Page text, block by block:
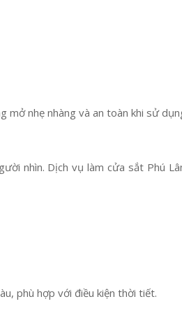
mở nhẹ nhàng và an toàn khi sử
nhìn. Dịch vụ làm cửa sắt Phú
phù hợp với điều kiện thời tiết.